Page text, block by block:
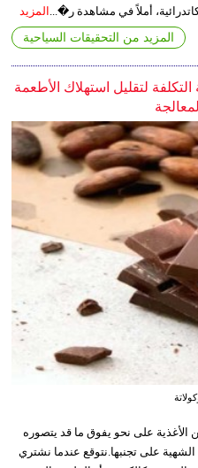
أملاً في مشاهدة ر�... المزيد
المزيد من التحقيقات السياحية
لتقليل استهلاك الأطعمة
الأغذية على نحو يفوق ما قد يتصوره
على تجنبها.نتوقع عندما نشتري